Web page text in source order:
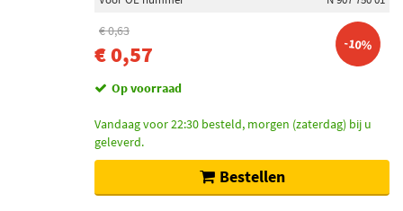
€ 0,63
€ 0,57 -10%
Op voorraad
Vandaag voor 22:30 besteld, morgen (zaterdag) bij u
geleverd.
Bestellen